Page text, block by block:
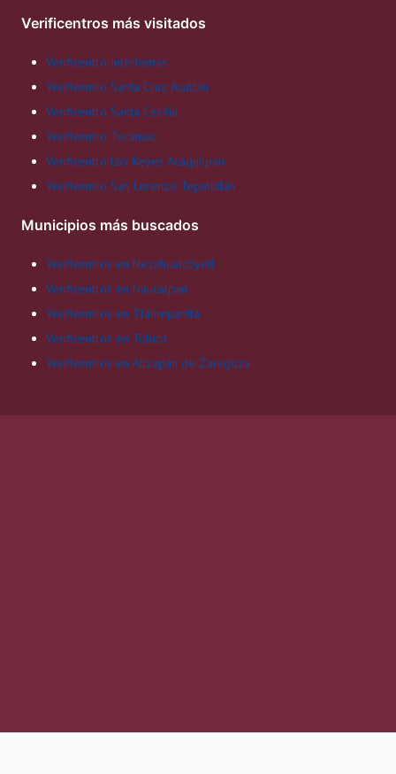
Verificentros más visitados
Verificentro Interlomas
Verificentro Santa Cruz Acatlán
Verificentro Santa Cecilia
Verificentro Tecámac
Verificentro Los Reyes Acaquilpan
Verificentro San Lorenzo Tepaltitlán
Municipios más buscados
Verificentros en Nezahualcóyotl
Verificentros en Naucalpan
Verificentros en Tlalnepantla
Verificentros en Toluca
Verificentros en Atizapán de Zaragoza